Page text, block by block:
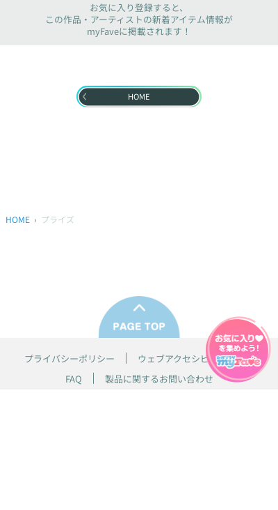
お気に入り登録すると、
この作品・アーティストの新着アイテム情報が
myFaveに掲載されます！
HOME
HOME プライズ
プライバシーポリシー
ウェブアクセシビリティ方針
FAQ
製品に関するお問い合わせ